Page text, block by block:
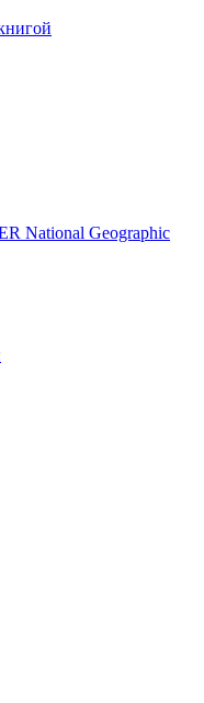
National Geographic